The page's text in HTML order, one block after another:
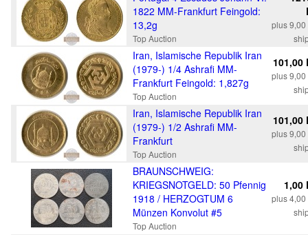
1822 MM-Frankfurt Feingold:
13,2g
Top Auction
plus 9,00
Iran, Islamische Republik Iran
(1979-) 1/4 Ashrafi MM-
Frankfurt Feingold: 1,827g
Top Auction
101,00
plus 9,00
Iran, Islamische Republik Iran
(1979-) 1/2 Ashrafi MM-
Frankfurt
Top Auction
101,00
plus 9,00
BRAUNSCHWEIG:
KRIEGSNOTGELD: 50 Pfennig
1918 / HERZOGTUM 6
Münzen Konvolut #5
Top Auction
1,00
plus 4,00